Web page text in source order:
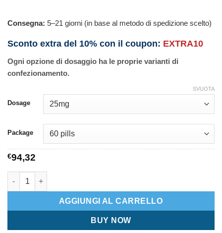
Consegna: 5–21 giorni (in base al metodo di spedizione scelto)
Sconto extra del 10% con il coupon: EXTRA10
Ogni opzione di dosaggio ha le proprie varianti di
confezionamento.
Dosage
Package
SVUOTA
€94,32
Unisom quantità
AGGIUNGI AL CARRELLO
BUY NOW